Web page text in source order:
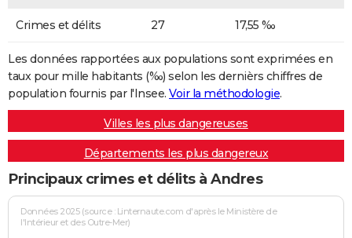
Crimes et délits 27 17,55 ‰
Les données rapportées aux populations sont exprimées en
taux pour mille habitants (‰) selon les dernièrs chiffres de
population fournis par l'Insee. Voir la méthodologie.
Villes les plus dangereuses
Départements les plus dangereux
Principaux crimes et délits à Andres
Données 2025 (source : Linternaute.com d'après le Ministère de
l'Intérieur et des Outre-Mer)